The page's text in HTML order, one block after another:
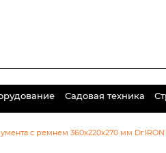
Садовая техника
с ремнем 360x220x270 мм Dr.IRON